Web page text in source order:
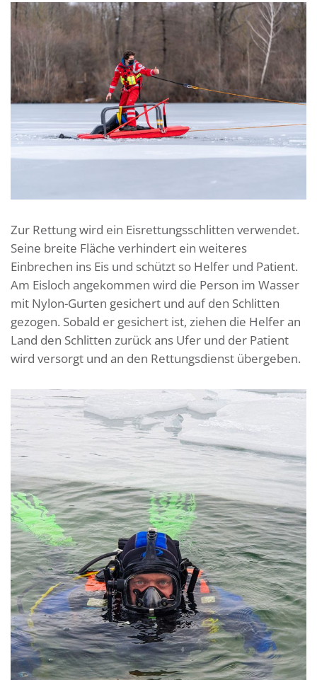
Zur Rettung wird ein Eisrettungsschlitten verwendet.
Seine breite Fläche verhindert ein weiteres
Einbrechen ins Eis und schützt so Helfer und Patient.
Am Eisloch angekommen wird die Person im Wasser
mit Nylon-Gurten gesichert und auf den Schlitten
gezogen. Sobald er gesichert ist, ziehen die Helfer an
Land den Schlitten zurück ans Ufer und der Patient
wird versorgt und an den Rettungsdienst übergeben.